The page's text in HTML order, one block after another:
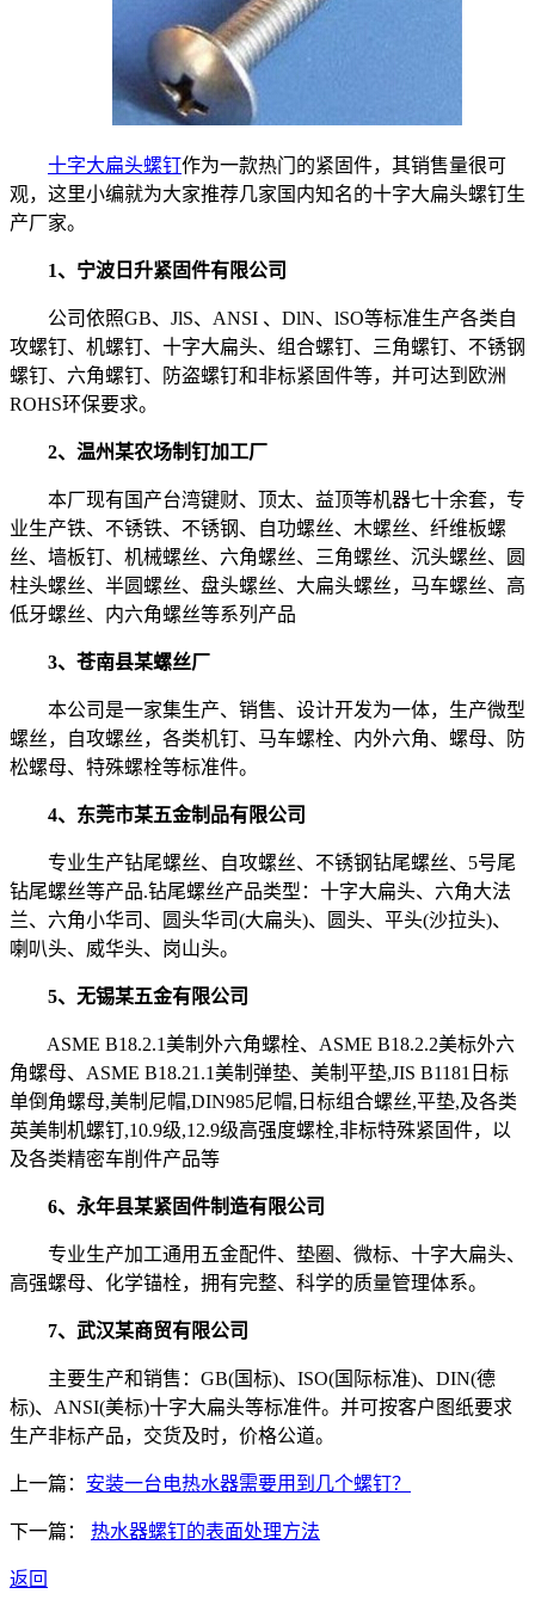
十字大扁头螺钉作为一款热门的紧固件，其销售量很可
观，这里小编就为大家推荐几家国内知名的十字大扁头螺钉生
产厂家。
1、宁波日升紧固件有限公司
公司依照GB、JlS、ANSI 、DlN、lSO等标准生产各类自
攻螺钉、机螺钉、十字大扁头、组合螺钉、三角螺钉、不锈钢
螺钉、六角螺钉、防盗螺钉和非标紧固件等，并可达到欧洲
ROHS环保要求。
2、温州某农场制钉加工厂
本厂现有国产台湾键财、顶太、益顶等机器七十余套，专
业生产铁、不锈铁、不锈钢、自功螺丝、木螺丝、纤维板螺
丝、墙板钉、机械螺丝、六角螺丝、三角螺丝、沉头螺丝、圆
柱头螺丝、半圆螺丝、盘头螺丝、大扁头螺丝，马车螺丝、高
低牙螺丝、内六角螺丝等系列产品
3、苍南县某螺丝厂
本公司是一家集生产、销售、设计开发为一体，生产微型
螺丝，自攻螺丝，各类机钉、马车螺栓、内外六角、螺母、防
松螺母、特殊螺栓等标准件。
4、东莞市某五金制品有限公司
专业生产钻尾螺丝、自攻螺丝、不锈钢钻尾螺丝、5号尾
钻尾螺丝等产品.钻尾螺丝产品类型：十字大扁头、六角大法
兰、六角小华司、圆头华司(大扁头)、圆头、平头(沙拉头)、
喇叭头、威华头、岗山头。
5、无锡某五金有限公司
ASME B18.2.1美制外六角螺栓、ASME B18.2.2美标外六
角螺母、ASME B18.21.1美制弹垫、美制平垫,JIS B1181日标
单倒角螺母,美制尼帽,DIN985尼帽,日标组合螺丝,平垫,及各类
英美制机螺钉,10.9级,12.9级高强度螺栓,非标特殊紧固件，以
及各类精密车削件产品等
6、永年县某紧固件制造有限公司
专业生产加工通用五金配件、垫圈、微标、十字大扁头、
高强螺母、化学锚栓，拥有完整、科学的质量管理体系。
7、武汉某商贸有限公司
主要生产和销售：GB(国标)、ISO(国际标准)、DIN(德
标)、ANSI(美标)十字大扁头等标准件。并可按客户图纸要求
生产非标产品，交货及时，价格公道。
上一篇： 安装一台电热水器需要用到几个螺钉？
下一篇： 热水器螺钉的表面处理方法
返回